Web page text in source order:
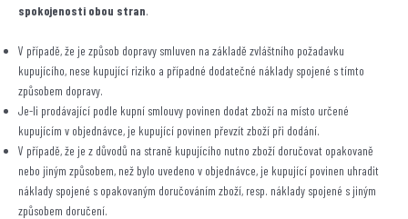
spokojenosti obou stran.
V případě, že je způsob dopravy smluven na základě zvláštního požadavku
kupujícího, nese kupující riziko a případné dodatečné náklady spojené s tímto
způsobem dopravy.
Je-li prodávající podle kupní smlouvy povinen dodat zboží na místo určené
kupujícím v objednávce, je kupující povinen převzít zboží při dodání.
V případě, že je z důvodů na straně kupujícího nutno zboží doručovat opakovaně
nebo jiným způsobem, než bylo uvedeno v objednávce, je kupující povinen uhradit
náklady spojené s opakovaným doručováním zboží, resp. náklady spojené s jiným
způsobem doručení.